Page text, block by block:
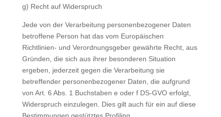
g) Recht auf Widerspruch
Jede von der Verarbeitung personenbezogener Daten
betroffene Person hat das vom Europäischen
Richtlinien- und Verordnungsgeber gewährte Recht, aus
Gründen, die sich aus ihrer besonderen Situation
ergeben, jederzeit gegen die Verarbeitung sie
betreffender personenbezogener Daten, die aufgrund
von Art. 6 Abs. 1 Buchstaben e oder f DS-GVO erfolgt,
Widerspruch einzulegen. Dies gilt auch für ein auf diese